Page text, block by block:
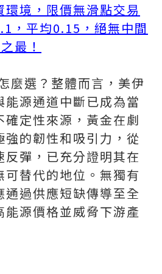
境，限價無滑點交易
，平均0.15，絕無中間
最！
麼選？整體而言，美伊
源通道中斷已成為當
確定性來源，黃金在劇
強的韌性和吸引力，從
反彈，已充分證明其在
可替代的地位。無獨有
過供應短缺傳導至全
能源價格並威脅下游產